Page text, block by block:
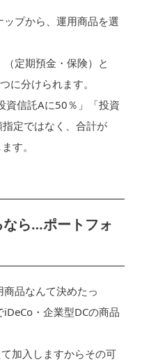
プから、運用商品を選
定期預金・保険）と
に分けられます。
資信託Aに50％」「投資
定ではなく、合計が
す。
ら…ポートフォ
品なんて決めたっ
・企業型DCの商品
加入しますからその可